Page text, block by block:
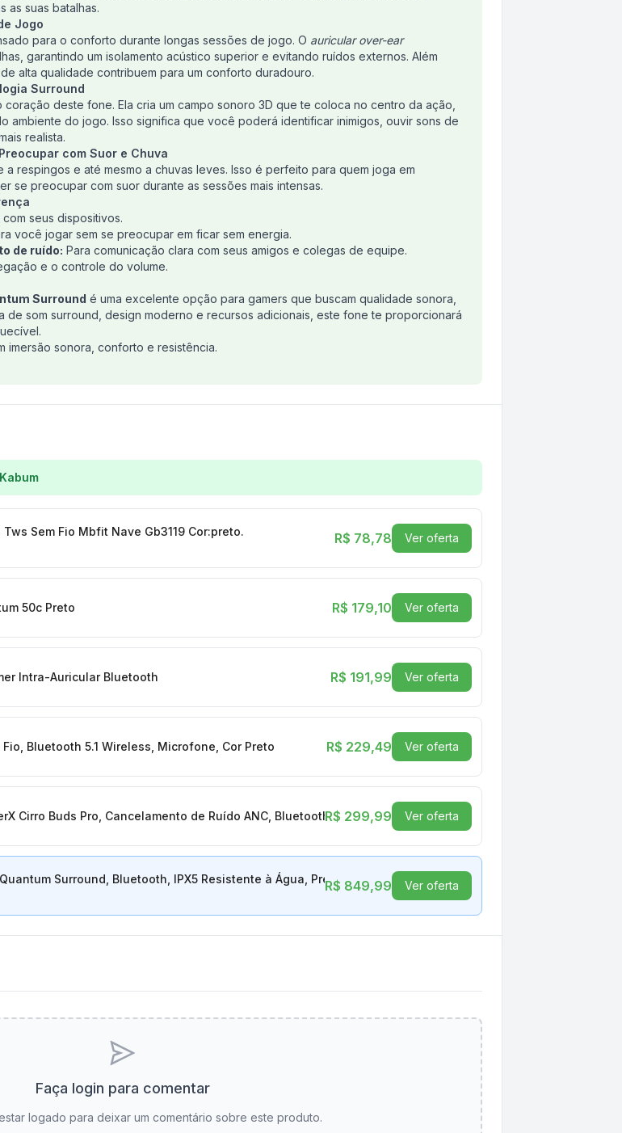
as suas batalhas.
Jogo
para o conforto durante longas sessões de jogo. O auricular over-ear
garantindo um isolamento acústico superior e evitando ruídos externos. Além
alta qualidade contribuem para um conforto duradouro.
Surround
coração deste fone. Ela cria um campo sonoro 3D que te coloca no centro da ação,
ambiente do jogo. Isso significa que você poderá identificar inimigos, ouvir sons de
realista.
com Suor e Chuva
respingos e até mesmo a chuvas leves. Isso é perfeito para quem joga em
se preocupar com suor durante as sessões mais intensas.
seus dispositivos.
você jogar sem se preocupar em ficar sem energia.
de ruído: Para comunicação clara com seus amigos e colegas de equipe.
e o controle do volume.
Surround é uma excelente opção para gamers que buscam qualidade sonora,
de som surround, design moderno e recursos adicionais, este fone te proporcionará
imersão sonora, conforto e resistência.
Ouvido TWS Gamer JBL Quantum Surround, Bluetooth, IPX5 Resistente à Água, Preto -
Kabum
Sem Fio Mbfit Nave Gb3119 Cor:preto. R$ 78,78 Ver oferta
50c Preto R$ 179,10 Ver oferta
Intra-Auricular Bluetooth R$ 191,99 Ver oferta
Bluetooth 5.1 Wireless, Microfone, Cor Preto R$ 229,49 Ver oferta
Cirro Buds Pro, Cancelamento de Ruído ANC, Bluetooth, Preto - 727A5AA
R$ 299,99 Ver oferta
Surround, Bluetooth, IPX5 Resistente à Água, Preto - 28913806
R$ 849,99 Ver oferta
Faça login para comentar
logado para deixar um comentário sobre este produto.